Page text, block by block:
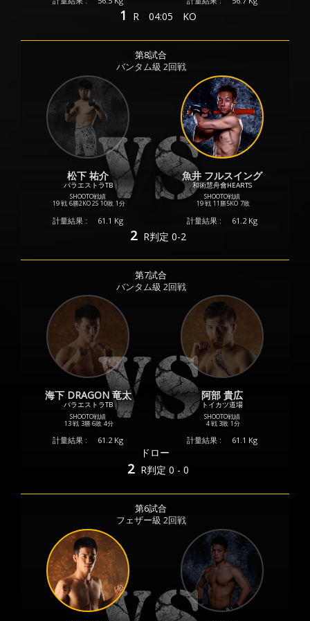
1 R 04:05 KO
第8試合
バンタム級 2回戦
松下 祐介
パラエストラTB
SHOOTO戦績
19 戦 6勝2KO 2S 10敗 1分
計量結果 : 61.1 Kg
魚井 フルスイング
和術慧舟會HEARTS
SHOOTO戦績
19 戦 11勝5KO 7敗
計量結果 : 61.2 Kg
2 R判定 0-2
第7試合
バンタム級 2回戦
海下 DRAGON 竜太
パラエストラTB
SHOOTO戦績
13 戦 3勝 6敗 4分
計量結果 : 61.2 Kg
阿部 貴広
トイカツ道場
SHOOTO戦績
4 戦 3敗 1分
計量結果 : 61.1 Kg
ドロー
2 R判定 0 - 0
第6試合
フェザー級 2回戦